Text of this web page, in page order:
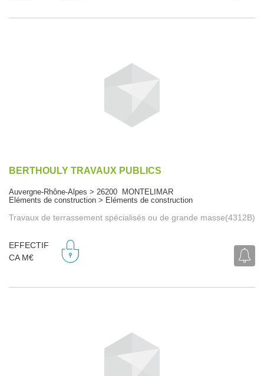
BERTHOULY TRAVAUX PUBLICS
Auvergne-Rhône-Alpes > 26200 MONTELIMAR
Eléments de construction > Eléments de construction
Travaux de terrassement spécialisés ou de grande masse(4312B)
EFFECTIF
CA M€